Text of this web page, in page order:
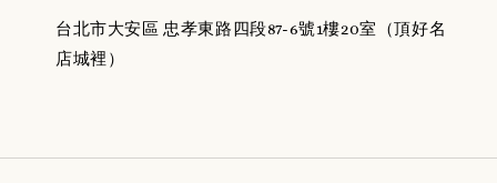
台北市大安區 忠孝東路四段87-6號1樓20室（頂好名
店城裡）